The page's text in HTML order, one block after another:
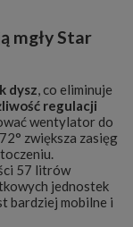
mgły Star
dysz, co eliminuje
regulacji
wentylator do
zwiększa zasięg
57 litrów
jednostek
bardziej mobilne i